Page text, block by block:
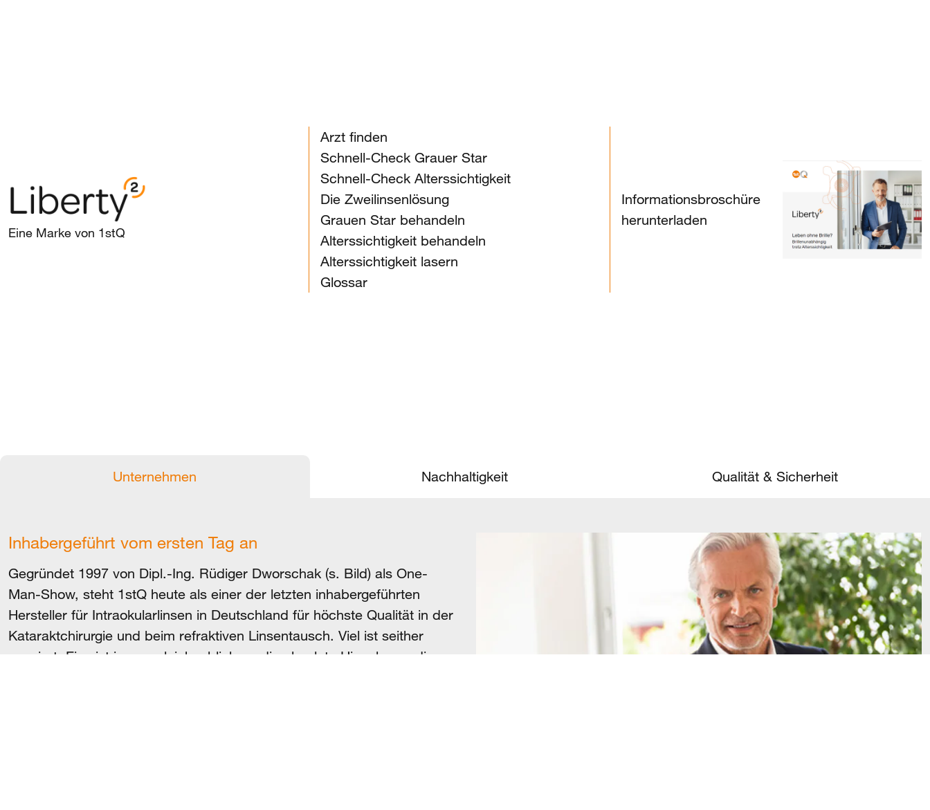
Eine Marke von 1stQ
Arzt finden
Schnell-Check Grauer Star
Schnell-Check Alterssichtigkeit
Die Zweilinsenlösung
Grauen Star behandeln
Alterssichtigkeit behandeln
Alterssichtigkeit lasern
Glossar
Informationsbroschüre
herunterladen
Unternehmen Nachhaltigkeit Qualität & Sicherheit
Inhabergeführt vom ersten Tag an
Gegründet 1997 von Dipl.-Ing. Rüdiger Dworschak (s. Bild) als One-
Man-Show, steht 1stQ heute als einer der letzten inhabergeführten
Hersteller für Intraokularlinsen in Deutschland für höchste Qualität in der
Kataraktchirurgie und beim refraktiven Linsentausch. Viel ist seither
passiert. Eins ist immer gleichgeblieben: die absolute Hingabe an die